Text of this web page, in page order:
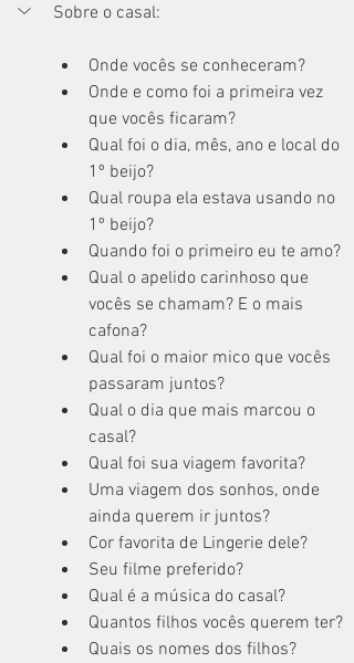
Sobre o casal:
Onde vocês se conheceram?
Onde e como foi a primeira vez
que vocês ficaram?
Qual foi o dia, mês, ano e local do
1º beijo?
Qual roupa ela estava usando no
1º beijo?
Quando foi o primeiro eu te amo?
Qual o apelido carinhoso que
vocês se chamam? E o mais
cafona?
Qual foi o maior mico que vocês
passaram juntos?
Qual o dia que mais marcou o
casal?
Qual foi sua viagem favorita?
Uma viagem dos sonhos, onde
ainda querem ir juntos?
Cor favorita de Lingerie dele?
Seu filme preferido?
Qual é a música do casal?
Quantos filhos vocês querem ter?
Quais os nomes dos filhos?